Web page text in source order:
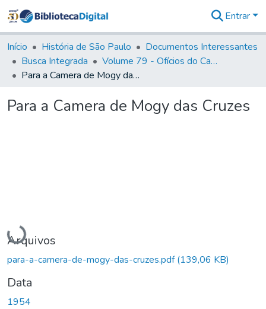
&
Coleções
Tudo na
Biblioteca
Estatísticas
Entrar
Início História de São Paulo
Documentos Interessantes
Busca Integrada
Volume 79 - Ofícios do Capitão General Martim Lopes Lobo de Saldanha (1777)
Para a Camera de Mogy das Cruzes
Para a Camera de Mogy das Cruzes
Carregando...
Arquivos
para-a-camera-de-mogy-das-cruzes.pdf(139,06 KB)
Data
1954